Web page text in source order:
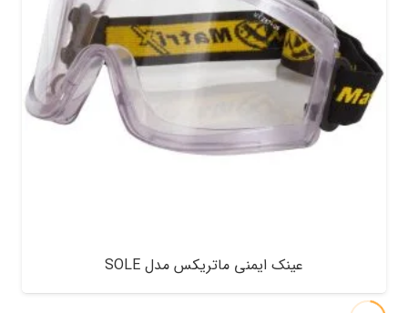
عینک ایمنی ماتریکس مدل SOLE